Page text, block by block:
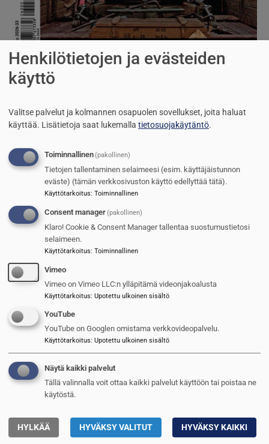
SUOMEN SOTILAS 5/2026
SUOSITUIMMAT
Itävalta pidentää asepalvelusta
2 Saab kasvaa hurjaa vauhtia
Puolustusvoimien kasarmien kunto
nousee kovaa tahtia
4 Tämä analyysi kannattaa lukea:
Ukrainan sodan opetukset ja
Suru tarttuu myös sotilassoittajaan
UUSIMMAT
Itävalta pidentää asepalvelusta
2 Saab kasvaa hurjaa vauhtia
Henkilötietojen ja evästeiden
käyttö
Valitse palvelut ja kolmannen osapuolen sovellukset, joita haluat
käyttää. Lisätietoja saat lukemalla tietosuojakäytäntö.
Toiminnallinen(pakollinen)
Tietojen tallentaminen selaimeesi (esim. käyttäjäistunnon
eväste) (tämän verkkosivuston käyttö edellyttää tätä).
Käyttötarkoitus: Toiminnallinen
Consent manager(pakollinen)
Klaro! Cookie & Consent Manager tallentaa suostumustietosi
selaimeen.
Käyttötarkoitus: Toiminnallinen
Vimeo
Vimeo on Vimeo LLC:n ylläpitämä videonjakoalusta
Käyttötarkoitus: Upotettu ulkoinen sisältö
YouTube
YouTube on Googlen omistama verkkovideopalvelu.
Käyttötarkoitus: Upotettu ulkoinen sisältö
Näytä kaikki palvelut
Tällä valinnalla voit ottaa kaikki palvelut käyttöön tai poistaa ne
käytöstä.
HYLKÄÄ HYVÄKSY VALITUT HYVÄKSY KAIKKI